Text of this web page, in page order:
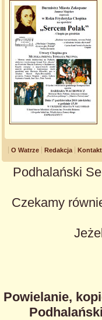
O Watrze Redakcja Kontakt
Podhalański
Czekamy
Powielanie,